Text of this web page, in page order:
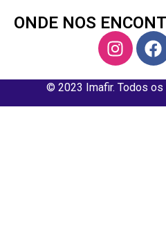
ONDE NOS
© 2023 Imafir. Todos